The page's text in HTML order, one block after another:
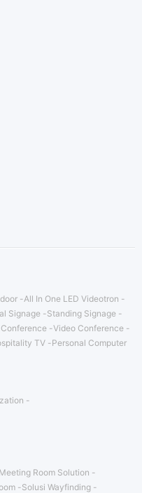
All In One LED Videotron
Signage
Standing Signage
Video Conference
TV Personal Computer
Meeting Room Solution
Solusi Wayfinding